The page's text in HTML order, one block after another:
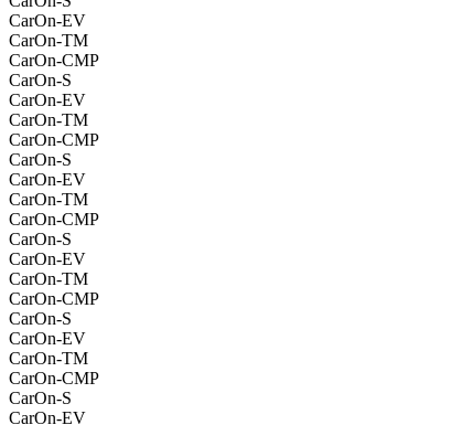
CarOn-EV
CarOn-TM
CarOn-CMP
CarOn-S
CarOn-EV
CarOn-TM
CarOn-CMP
CarOn-S
CarOn-EV
CarOn-TM
CarOn-CMP
CarOn-S
CarOn-EV
CarOn-TM
CarOn-CMP
CarOn-S
CarOn-EV
CarOn-TM
CarOn-CMP
CarOn-S
CarOn-EV